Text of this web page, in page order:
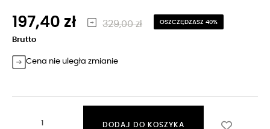
197,40 zł 329,00 zł OSZCZĘDZASZ 40%
Brutto
Cena nie uległa zmianie
DODAJ DO KOSZYKA